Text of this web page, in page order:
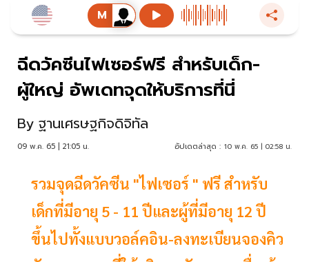
ฉีดวัคซีนไฟเซอร์ฟรี สำหรับเด็ก-
ผู้ใหญ่ อัพเดทจุดให้บริการที่นี่
By ฐานเศรษฐกิจดิจิทัล
09 พ.ค. 65 | 21:05 น. อัปเดตล่าสุด : 10 พ.ค. 65 | 02:58 น.
รวมจุดฉีดวัคซีน "ไฟเซอร์ " ฟรี สำหรับ
เด็กที่มีอายุ 5 - 11 ปีและผู้ที่มีอายุ 12 ปี
ขึ้นไปทั้งแบบวอล์คอิน-ลงทะเบียนจองคิว